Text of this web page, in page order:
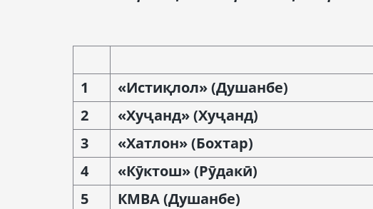
1
«Истиқлол» (Душанбе)
2
«Хуҷанд» (Хуҷанд)
3
«Хатлон» (Бохтар)
4
«Кӯктош» (Рӯдакӣ)
5
КМВА(Душанбе)